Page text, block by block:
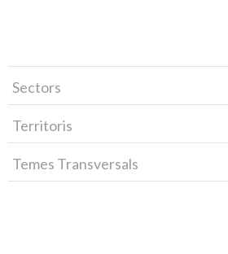
Sectors
Territoris
Temes Transversals